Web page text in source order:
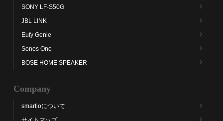
SONY LF-S50G
JBL LINK
Eufy Genie
Sonos One
BOSE HOME SPEAKER
Company
smartioについて